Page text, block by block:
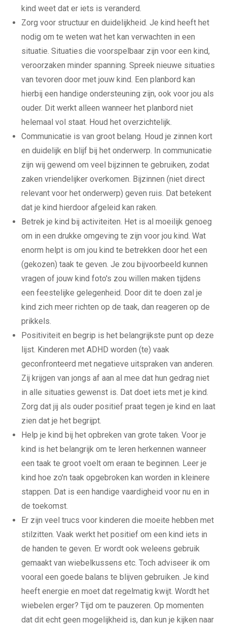
Thuis oefenen
Basisschool
Spelling
Technisch lezen
Begrijpend lezen
Dyslexie
Dyscalculie
Toetstraining
Middelbare school
Aardrijkskunde
Bedrijfseconomie
Biologie
Duits
Economie
Engels
Frans
Geschiedenis
Grieks
Latijn
Maatschappijleer
Natuurkunde
kind weet dat er iets is veranderd.
Zorg voor structuur en duidelijkheid. Je kind heeft het
nodig om te weten wat het kan verwachten in een
situatie. Situaties die voorspelbaar zijn voor een kind,
veroorzaken minder spanning. Spreek nieuwe situaties
van tevoren door met jouw kind. Een planbord kan
hierbij een handige ondersteuning zijn, ook voor jou als
ouder. Dit werkt alleen wanneer het planbord niet
helemaal vol staat. Houd het overzichtelijk.
Communicatie is van groot belang. Houd je zinnen kort
en duidelijk en blijf bij het onderwerp. In communicatie
zijn wij gewend om veel bijzinnen te gebruiken, zodat
zaken vriendelijker overkomen. Bijzinnen (niet direct
relevant voor het onderwerp) geven ruis. Dat betekent
dat je kind hierdoor afgeleid kan raken.
Betrek je kind bij activiteiten. Het is al moeilijk genoeg
om in een drukke omgeving te zijn voor jou kind. Wat
enorm helpt is om jou kind te betrekken door het een
(gekozen) taak te geven. Je zou bijvoorbeeld kunnen
vragen of jouw kind foto's zou willen maken tijdens
een feestelijke gelegenheid. Door dit te doen zal je
kind zich meer richten op de taak, dan reageren op de
prikkels.
Positiviteit en begrip is het belangrijkste punt op deze
lijst. Kinderen met ADHD worden (te) vaak
geconfronteerd met negatieve uitspraken van anderen.
Zij krijgen van jongs af aan al mee dat hun gedrag niet
in alle situaties gewenst is. Dat doet iets met je kind.
Zorg dat jij als ouder positief praat tegen je kind en laat
zien dat je het begrijpt.
Help je kind bij het opbreken van grote taken. Voor je
kind is het belangrijk om te leren herkennen wanneer
een taak te groot voelt om eraan te beginnen. Leer je
kind hoe zo'n taak opgebroken kan worden in kleinere
stappen. Dat is een handige vaardigheid voor nu en in
de toekomst.
Er zijn veel trucs voor kinderen die moeite hebben met
stilzitten. Vaak werkt het positief om een kind iets in
de handen te geven. Er wordt ook weleens gebruik
gemaakt van wiebelkussens etc. Toch adviseer ik om
vooral een goede balans te blijven gebruiken. Je kind
heeft energie en moet dat regelmatig kwijt. Wordt het
wiebelen erger? Tijd om te pauzeren. Op momenten
dat dit echt geen mogelijkheid is, dan kun je kijken naar